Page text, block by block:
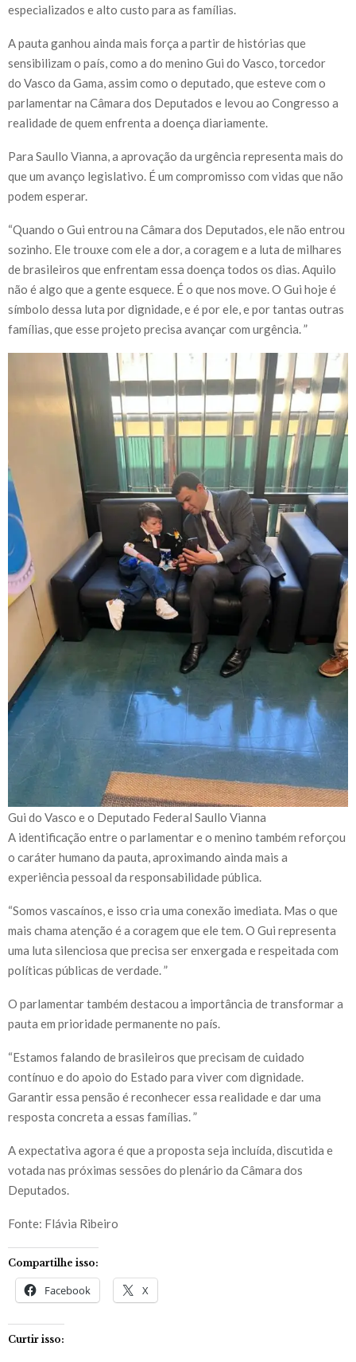
especializados e alto custo para as famílias.
A pauta ganhou ainda mais força a partir de histórias que
sensibilizam o país, como a do menino Gui do Vasco, torcedor
do Vasco da Gama, assim como o deputado, que esteve com o
parlamentar na Câmara dos Deputados e levou ao Congresso a
realidade de quem enfrenta a doença diariamente.
Para Saullo Vianna, a aprovação da urgência representa mais do
que um avanço legislativo. É um compromisso com vidas que não
podem esperar.
“Quando o Gui entrou na Câmara dos Deputados, ele não entrou
sozinho. Ele trouxe com ele a dor, a coragem e a luta de milhares
de brasileiros que enfrentam essa doença todos os dias. Aquilo
não é algo que a gente esquece. É o que nos move. O Gui hoje é
símbolo dessa luta por dignidade, e é por ele, e por tantas outras
famílias, que esse projeto precisa avançar com urgência. ”
Gui do Vasco e o Deputado Federal Saullo Vianna
A identificação entre o parlamentar e o menino também reforçou
o caráter humano da pauta, aproximando ainda mais a
experiência pessoal da responsabilidade pública.
“Somos vascaínos, e isso cria uma conexão imediata. Mas o que
mais chama atenção é a coragem que ele tem. O Gui representa
uma luta silenciosa que precisa ser enxergada e respeitada com
políticas públicas de verdade. ”
O parlamentar também destacou a importância de transformar a
pauta em prioridade permanente no país.
“Estamos falando de brasileiros que precisam de cuidado
contínuo e do apoio do Estado para viver com dignidade.
Garantir essa pensão é reconhecer essa realidade e dar uma
resposta concreta a essas famílias. ”
A expectativa agora é que a proposta seja incluída, discutida e
votada nas próximas sessões do plenário da Câmara dos
Deputados.
Fonte: Flávia Ribeiro
Compartilhe isso:
Facebook X
Curtir isso: